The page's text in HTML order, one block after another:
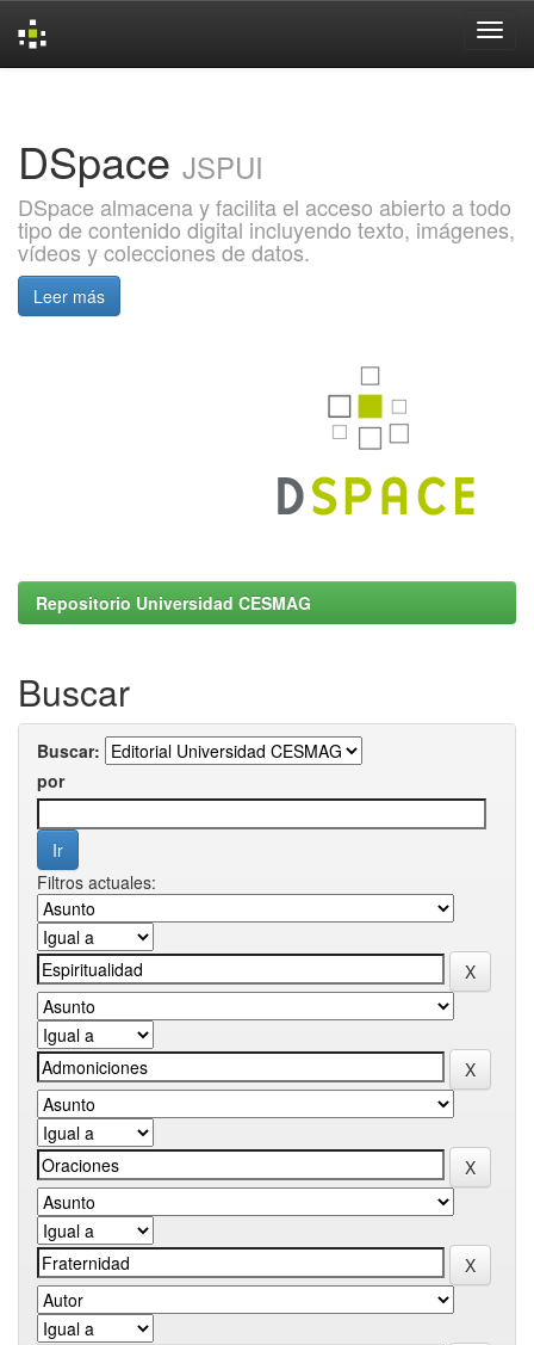
DSpace JSPUI
DSpace almacena y facilita el acceso abierto a todo
tipo de contenido digital incluyendo texto, imágenes,
vídeos y colecciones de datos.
Leer más
Repositorio Universidad CESMAG
Buscar
Buscar:
por
Filtros actuales: